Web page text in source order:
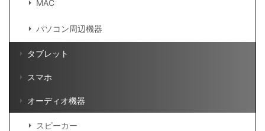
MAC
パソコン周辺機器
タブレット
スマホ
オーディオ機器
スピーカー